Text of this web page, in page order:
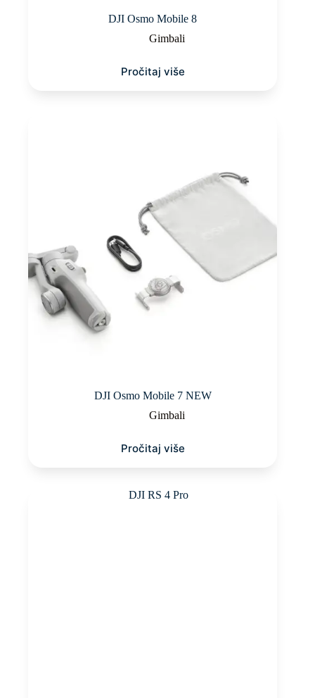
DJI Osmo Mobile 8
Gimbali
Pročitaj više
DJI Osmo Mobile 7 NEW
Gimbali
Pročitaj više